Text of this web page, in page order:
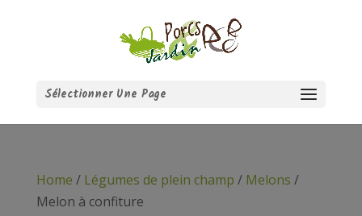
Sélectionner Une Page
Home / Légumes de plein champ / Melons /
Melon à confiture